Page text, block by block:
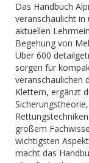
Das Handbuch
veranschaulicht
aktuellen
Begehung von
Über 600
sorgen für
veranschaulichen
Klettern, ergänzt
großem
wichtigsten
macht das